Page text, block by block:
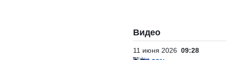
Видео
11 июня 2026 09:28